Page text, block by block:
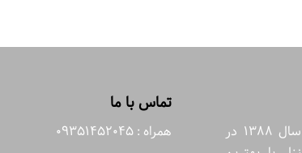
قلم فلزی با شروع فعالیت خود از سال 1388 در
تماس با ما
همراه : 09351452045